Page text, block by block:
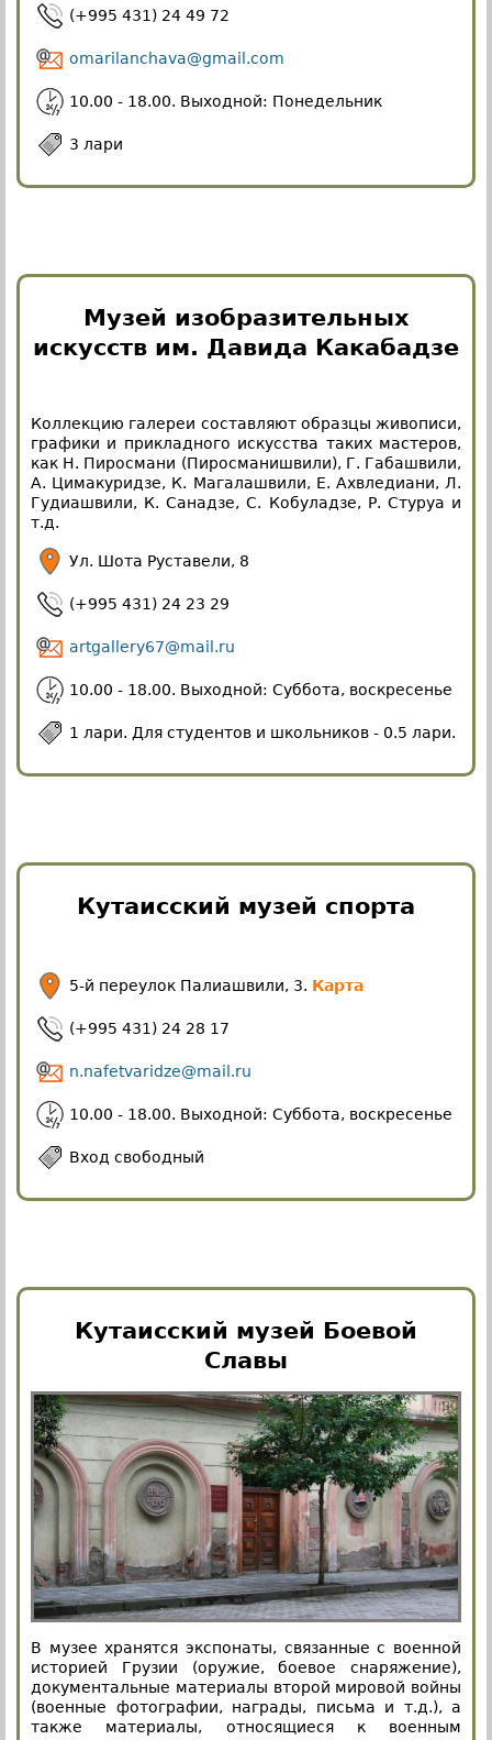
(+995 431) 24 49 72
omarilanchava@gmail.com
10.00 - 18.00. Выходной: Понедельник
3 лари
Музей изобразительных
искусств им. Давида Какабадзе
Коллекцию галереи составляют образцы живописи,
графики и прикладного искусства таких мастеров,
как Н. Пиросмани (Пиросманишвили), Г. Габашвили,
А. Цимакуридзе, К. Магалашвили, Е. Ахвледиани, Л.
Гудиашвили, К. Санадзе, С. Кобуладзе, Р. Стуруа и
т.д.
Ул. Шота Руставели, 8
(+995 431) 24 23 29
artgallery67@mail.ru
10.00 - 18.00. Выходной: Суббота, воскресенье
1 лари. Для студентов и школьников - 0.5 лари.
Кутаисский музей спорта
5-й переулок Палиашвили, 3. Карта
(+995 431) 24 28 17
n.nafetvaridze@mail.ru
10.00 - 18.00. Выходной: Суббота, воскресенье
Вход свободный
Кутаисский музей Боевой
Славы
В музее хранятся экспонаты, связанные с военной
историей Грузии (оружие, боевое снаряжение),
документальные материалы второй мировой войны
(военные фотографии, награды, письма и т.д.), а
также материалы, относящиеся к военным